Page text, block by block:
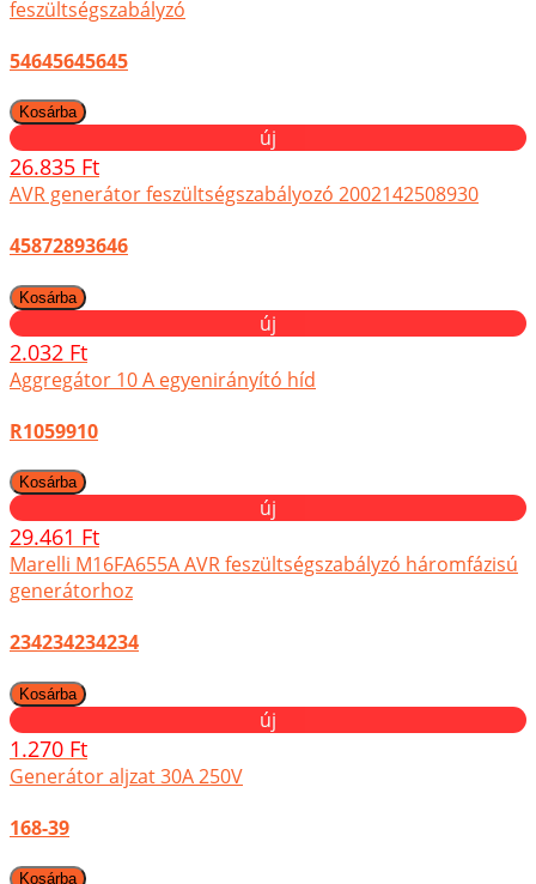
feszültségszabályzó
54645645645
új
26.835 Ft
AVR generátor feszültségszabályozó 2002142508930
45872893646
új
2.032 Ft
Aggregátor 10 A egyenirányító híd
R1059910
új
29.461 Ft
Marelli M16FA655A AVR feszültségszabályzó háromfázisú
generátorhoz
234234234234
új
1.270 Ft
Generátor aljzat 30A 250V
168-39